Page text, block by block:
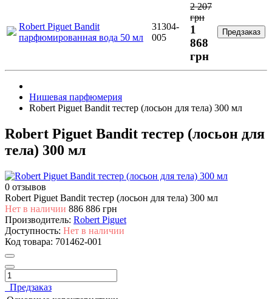
Robert Piguet Bandit
парфюмированная вода 50 мл
31304-
005
2 207
грн
1
868
грн
Предзаказ
Нишевая парфюмерия
Robert Piguet Bandit тестер (лосьон для тела) 300 мл
Robert Piguet Bandit тестер (лосьон для
тела) 300 мл
0 отзывов
Robert Piguet Bandit тестер (лосьон для тела) 300 мл
Нет в наличии 886 886 грн
Производитель: Robert Piguet
Доступность: Нет в наличии
Код товара: 701462-001
Предзаказ